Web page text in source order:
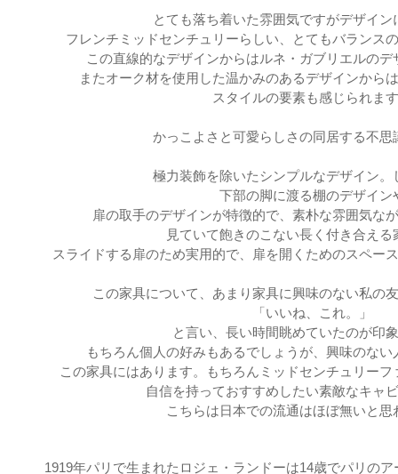
とても落ち着いた雰囲気ですがデザイン
フレンチミッドセンチュリーらしい、
とてもバランス
この直線的なデザインからはルネ・ガブリエルの
またオーク材を使用した温かみのあるデザインから
スタイルの要素も感じられま
かっこよさと可愛らしさの同居する不思
極力装飾を除いたシンプルなデザイン。
下部の脚に渡る棚のデザイン
扉の取手のデザインが特徴的で、 素朴な雰囲気な
見ていて飽きのこない長く付き合える
スライドする扉のため実用的で、扉を開くためのスペー
この家具について、あまり家具に興味のない私の
「いいね、これ。」
と言い、長い時間眺めていたのが印
もちろん個人の好みもあるでしょうが、興味のな
この家具にはあります。もちろんミッドセンチュリー
自信を持っておすすめしたい素敵なキャ
こちらは日本での流通はほぼ無いと思
1919年パリで生まれたロジェ・ランドーは14歳でパリの